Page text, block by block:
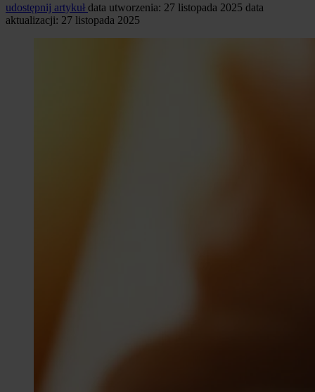
udostępnij artykuł data utworzenia: 27 listopada 2025 data
aktualizacji: 27 listopada 2025